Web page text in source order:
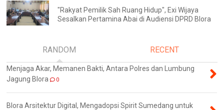
"Rakyat Pemilik Sah Ruang Hidup", Exi Wijaya
Sesalkan Pertamina Abai di Audiensi DPRD Blora
RANDOM RECENT
Menjaga Akar, Memanen Bakti, Antara Polres dan Lumbung
Jagung Blora
0
Blora Arsitektur Digital, Mengadopsi Spirit Sumedang untuk